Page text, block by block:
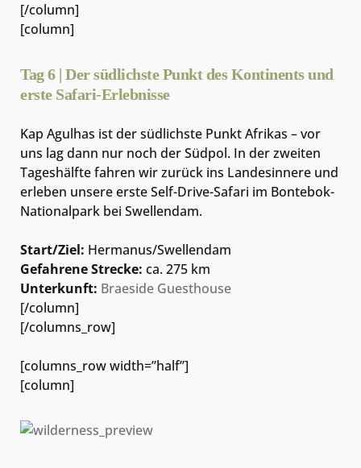
[/column]
[column]
Tag 6 | Der südlichste Punkt des Kontinents und
erste Safari-Erlebnisse
Kap Agulhas ist der südlichste Punkt Afrikas – vor
uns lag dann nur noch der Südpol. In der zweiten
Tageshälfte fahren wir zurück ins Landesinnere und
erleben unsere erste Self-Drive-Safari im Bontebok-
Nationalpark bei Swellendam.
Start/Ziel: Hermanus/Swellendam
Gefahrene Strecke: ca. 275 km
Unterkunft: Braeside Guesthouse
[/column]
[/columns_row]
[columns_row width=”half”]
[column]